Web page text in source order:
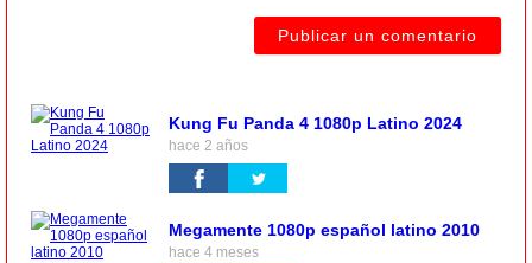
Kung Fu Panda 4 1080p Latino 2024
hace 2 años
Megamente 1080p español latino 2010
hace 4 meses